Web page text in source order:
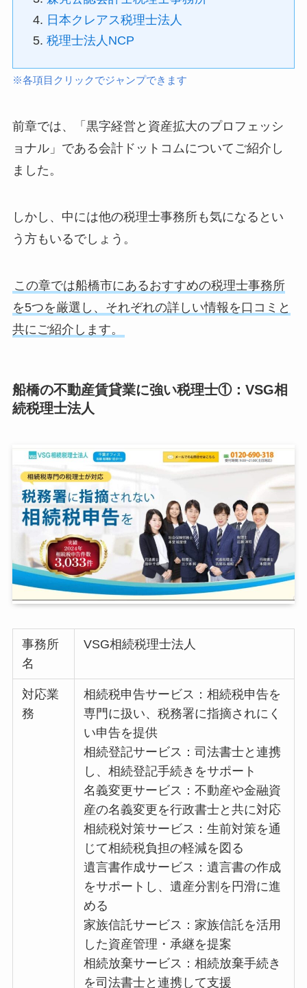
日本クレアス税理士法人
税理士法人NCP
※各項目クリックでジャンプできます
前章では、「黒字経営と資産拡大のプロフェッシ
ョナル」である会計ドットコムについてご紹介し
ました。
しかし、中には他の税理士事務所も気になるとい
う方もいるでしょう。
この章では船橋市にあるおすすめの税理士事務所
を5つを厳選し、それぞれの詳しい情報を口コミと
共にご紹介します。
船橋の不動産賃貸業に強い税理士①：VSG相
続税理士法人
事務所
名
VSG相続税理士法人
対応業
務
相続税申告サービス：相続税申告を
専門に扱い、税務署に指摘されにく
い申告を提供
相続登記サービス：司法書士と連携
し、相続登記手続きをサポート
名義変更サービス：不動産や金融資
産の名義変更を行政書士と共に対応
相続税対策サービス：生前対策を通
じて相続税負担の軽減を図る
遺言書作成サービス：遺言書の作成
をサポートし、遺産分割を円滑に進
める
家族信託サービス：家族信託を活用
した資産管理・承継を提案
相続放棄サービス：相続放棄手続き
を司法書士と連携して支援